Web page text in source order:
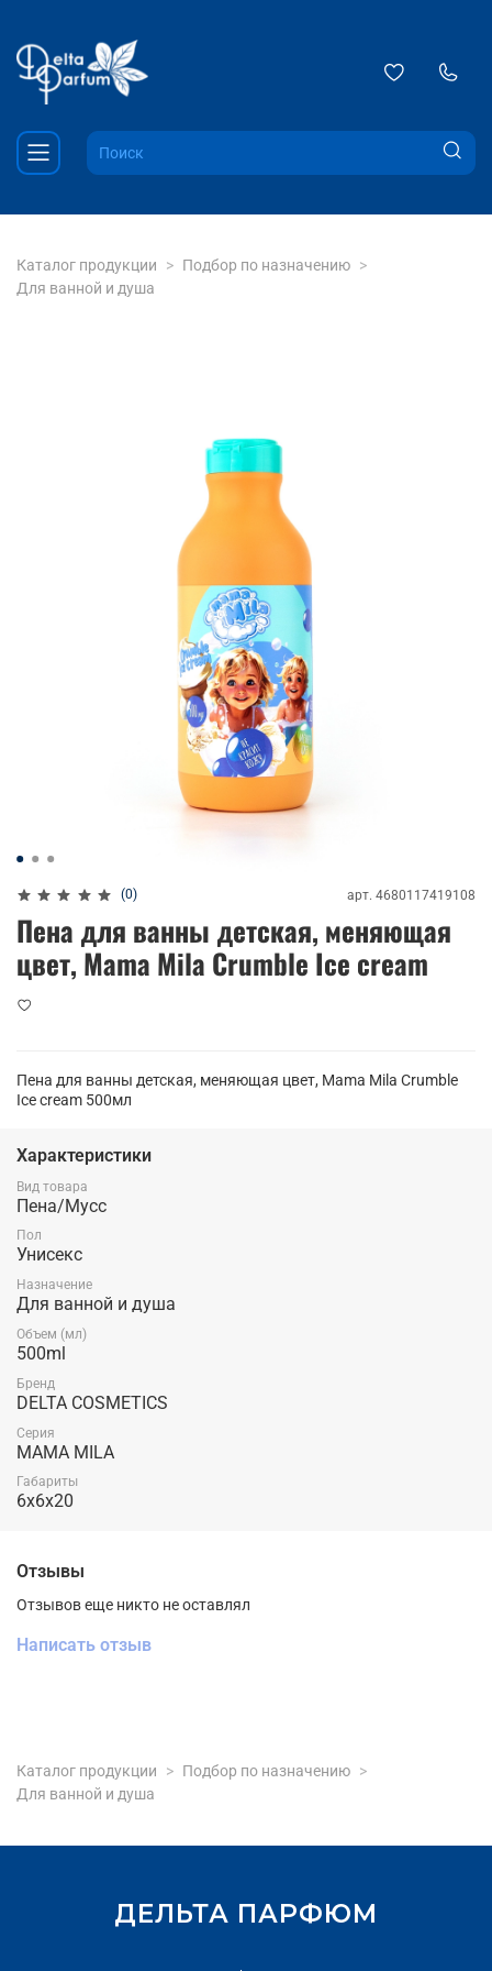
Каталог продукции
Подбор по назначению
Для ванной и душа
(0) арт. 4680117419108
Пена для ванны детская, меняющая
цвет, Mama Mila Crumble Ice cream
Пена для ванны детская, меняющая цвет, Mama Mila Crumble
Ice cream 500мл
Характеристики
Вид товара
Пена/Мусс
Пол
Унисекс
Назначение
Для ванной и душа
Объем (мл)
500ml
Бренд
DELTA COSMETICS
Серия
MAMA MILA
Габариты
6x6x20
Отзывы
Отзывов еще никто не оставлял
Написать отзыв
Каталог продукции
Подбор по назначению
Для ванной и душа
ДЕЛЬТА ПАРФЮМ